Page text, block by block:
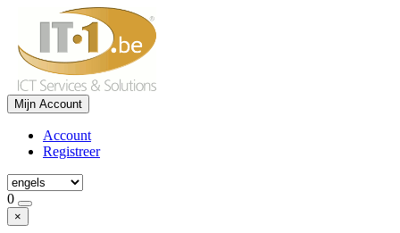
Mijn Account
Account
Registreer
0
×